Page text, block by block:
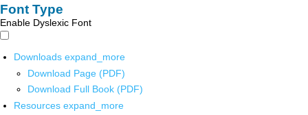
Font Type
Enable Dyslexic Font
Downloads expand_more
Download Page (PDF)
Download Full Book (PDF)
Resources expand_more